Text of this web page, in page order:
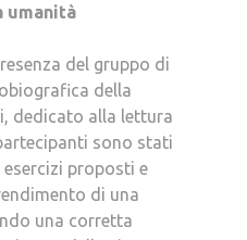
umanità
del gruppo di
della
dedicato alla lettura
sono stati
proposti e
di una
una corretta